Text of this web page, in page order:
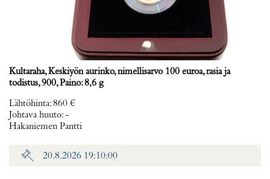
Kultaraha, Keskiyön aurinko, nimellisarvo 100 euroa, rasia ja
todistus, 900, Paino: 8,6 g
Lähtöhinta:860 €
Johtava huuto:-
Hakaniemen Pantti
20.8.2026 19:10:00